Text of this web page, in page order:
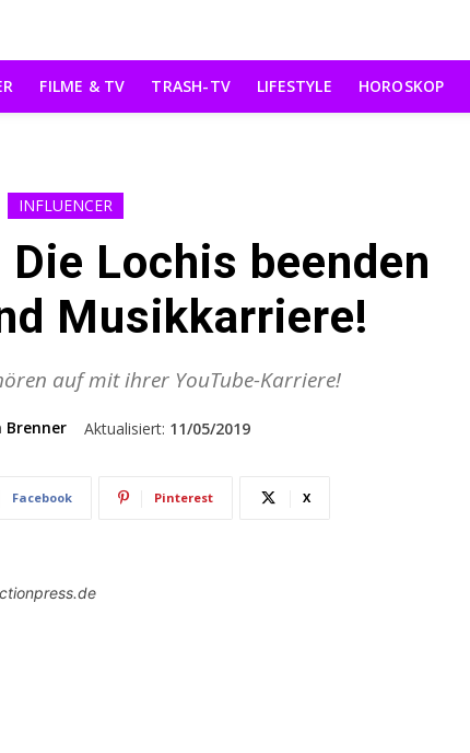
FILME & TV TRASH-TV LIFESTYLE HOROSKOP
INFLUENCER
Lochis beenden
Musikkarriere!
auf mit ihrer YouTube-Karriere!
Brenner Aktualisiert: 11/05/2019
Facebook Pinterest X